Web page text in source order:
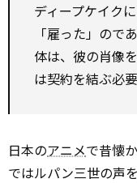
ディープケイク
「雇った」ので
体は、彼の肖像
は契約を結ぶ必要
日本のアニメで昔懐
ではルパン三世の声